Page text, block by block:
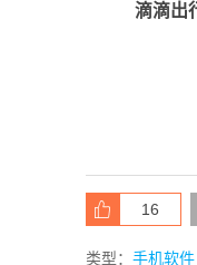
滴滴出
16
类型： 手机软件